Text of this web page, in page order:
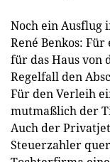
Noch ein Ausflug
René Benkos:
für das Haus von
Regelfall den
Für den Verleih
mutmaßlich der
Auch der
Steuerzahler